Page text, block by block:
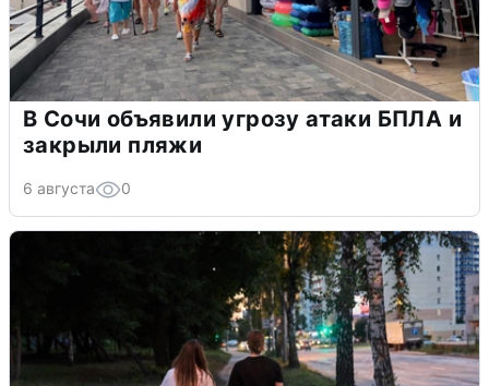
В Сочи объявили угрозу атаки БПЛА и
закрыли пляжи
6 августа 0